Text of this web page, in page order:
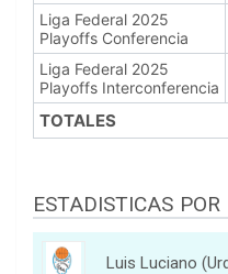
Liga Federal 2025
Playoffs Conferencia
Liga Federal 2025
Playoffs Interconferencia
TOTALES
ESTADISTICAS POR
Luis Luciano